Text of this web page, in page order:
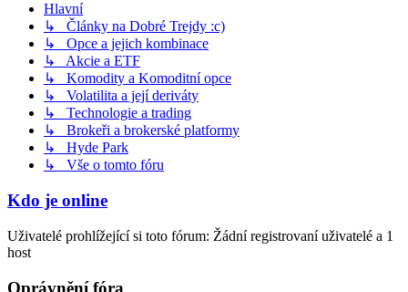
Hlavní
↳ Články na Dobré Trejdy :c)
↳ Opce a jejich kombinace
↳ Akcie a ETF
↳ Komodity a Komoditní opce
↳ Volatilita a její deriváty
↳ Technologie a trading
↳ Brokeři a brokerské platformy
↳ Hyde Park
↳ Vše o tomto fóru
Kdo je online
Uživatelé prohlížející si toto fórum: Žádní registrovaní uživatelé a 1
host
Oprávnění fóra